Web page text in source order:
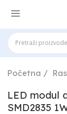
Početna
LED modul
SMD2835